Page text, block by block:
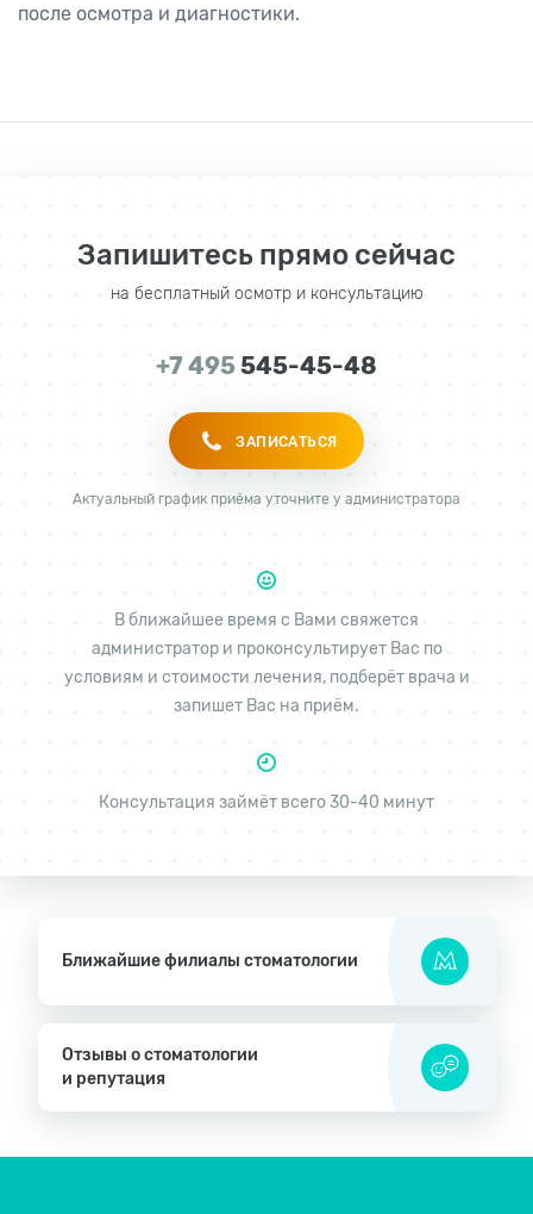
после осмотра и диагностики.
Запишитесь прямо сейчас
на бесплатный осмотр и консультацию
ЗАПИСАТЬСЯ
+7 495545-45-48
Актуальный график приёма уточните у администратора
В ближайшее время с Вами свяжется
администратор и проконсультирует Вас по
условиям и стоимости лечения, подберёт врача и
запишет Вас на приём.
Консультация займёт всего 30-40 минут
Ближайшие филиалы стоматологии
Отзывы о стоматологии
и репутация